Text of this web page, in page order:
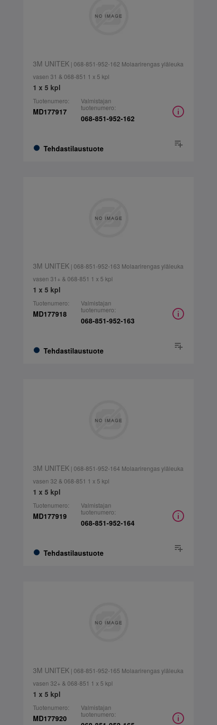
3M UNITEK| 068-851-952-162 Molaarirengas yläleuka
vasen 31 & 068-851 1 x 5 kpl
1 x 5 kpl
Tuotenumero:
MD177917
Tehdastilaustuote
Valmistajan
tuotenumero:
068-851-952-162
3M UNITEK| 068-851-952-163 Molaarirengas yläleuka
vasen 31+ & 068-851 1 x 5 kpl
1 x 5 kpl
Tuotenumero:
MD177918
Tehdastilaustuote
Valmistajan
tuotenumero:
068-851-952-163
3M UNITEK| 068-851-952-164 Molaarirengas yläleuka
vasen 32 & 068-851 1 x 5 kpl
1 x 5 kpl
Tuotenumero:
MD177919
Tehdastilaustuote
Valmistajan
tuotenumero:
068-851-952-164
3M UNITEK| 068-851-952-165 Molaarirengas yläleuka
vasen 32+ & 068-851 1 x 5 kpl
1 x 5 kpl
Tuotenumero:
MD177920
Valmistajan
tuotenumero: